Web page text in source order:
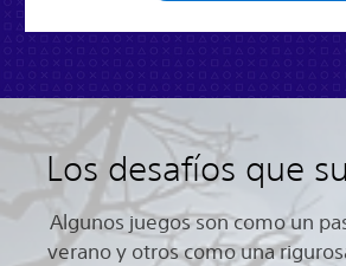
Los desafíos que
Algunos juegos son como un
verano y otros como una